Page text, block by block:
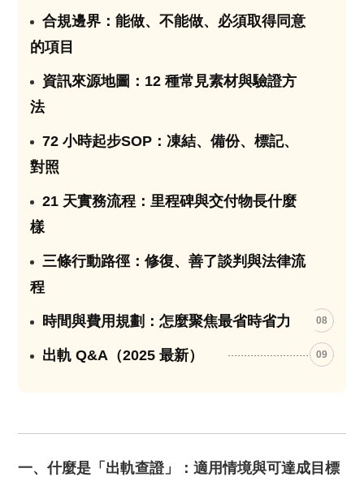
合規邊界：能做、不能做、必須取得同意
的項目
資訊來源地圖：12 種常見素材與驗證方
法
72 小時起步SOP：凍結、備份、標記、
對照
21 天實務流程：里程碑與交付物長什麼
樣
三條行動路徑：修復、善了談判與法律流
程
時間與費用規劃：怎麼聚焦最省時省力 08
出軌 Q&A（2025 最新） 09
一、什麼是「出軌查證」：適用情境與可達成目標